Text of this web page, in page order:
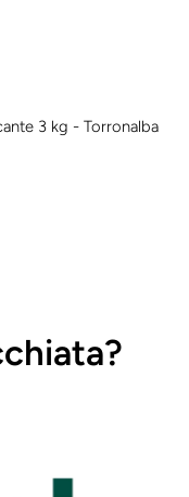
3 kg - Torronalba